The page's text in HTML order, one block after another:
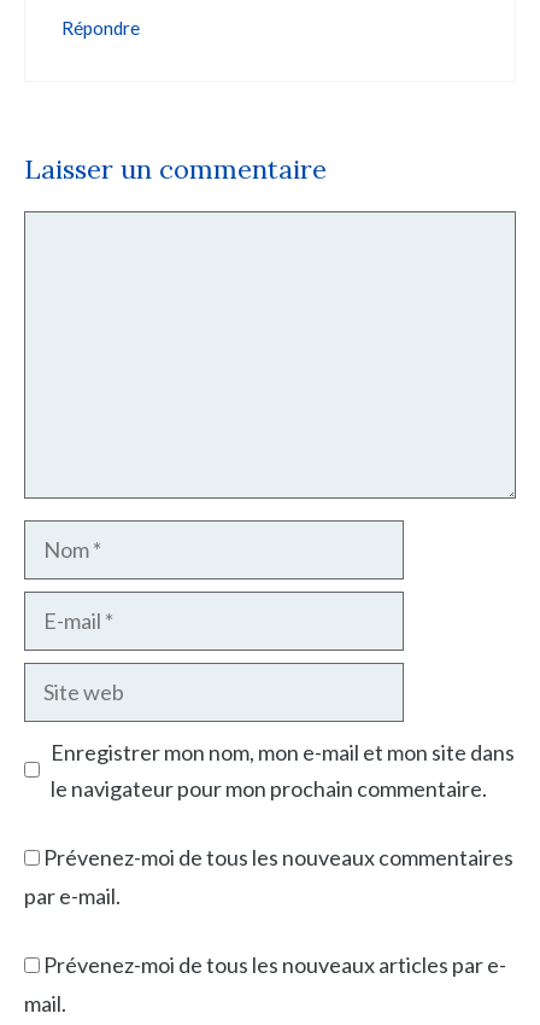
Répondre
Laisser un commentaire
Nom
mail
Site
web
Enregistrer mon nom, mon e-mail et mon site dans
le navigateur pour mon prochain commentaire.
Prévenez-moi de tous les nouveaux commentaires
par e-mail.
Prévenez-moi de tous les nouveaux articles par e-
mail.